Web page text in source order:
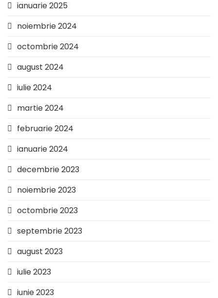
ianuarie 2025
noiembrie 2024
octombrie 2024
august 2024
iulie 2024
martie 2024
februarie 2024
ianuarie 2024
decembrie 2023
noiembrie 2023
octombrie 2023
septembrie 2023
august 2023
iulie 2023
iunie 2023